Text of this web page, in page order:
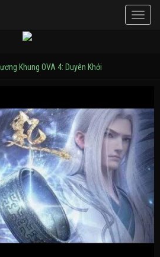
Toggle
Khung OVA 4: Duyên Khởi